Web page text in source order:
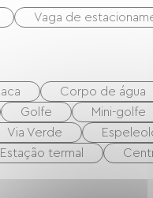
Vaga de
Laca Corpo de água
Golfe Mini-golfe
Via Verde
Estação termal